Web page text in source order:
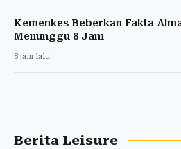
Kemenkes Beberkan Fakta
Menunggu 8 Jam
8 jam lalu
Berita Leisure